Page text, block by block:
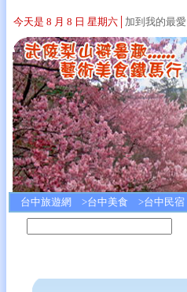
今天是 8 月 8 日 星期六 加到我的最愛
台中旅遊網 >台中美食 >台中民宿